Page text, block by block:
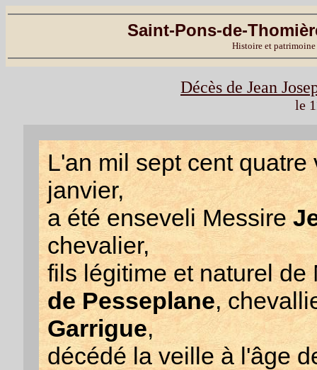
Saint-Pons-de-
Histoire et
Décès de Jean
le
L'an mil sept cent
janvier,
a été enseveli Messire
chevalier,
fils légitime et naturel
de Pesseplane,
Garrigue,
décédé la veille à l'âge